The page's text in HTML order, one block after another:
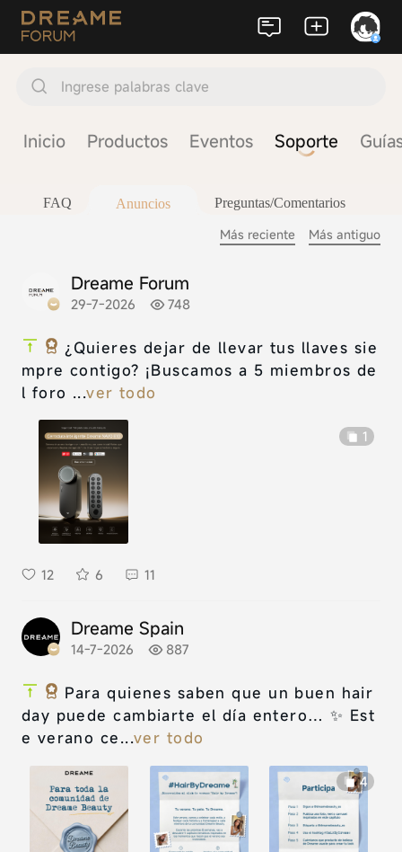
Ingrese palabras clave
Inicio Productos Eventos Soporte
FAQ Anuncios Preguntas/Comentarios
Más reciente Más antiguo
Dreame Forum
29-7-2026 748
¿Quieres dejar de llevar tus llaves sie
mpre contigo? ¡Buscamos a 5 miembros de
l foro ...ver todo
1
12 6 11
Dreame Spain
14-7-2026 887
Para quienes saben que un buen hair
day puede cambiarte el día entero… ✨ Est
e verano ce...ver todo
4